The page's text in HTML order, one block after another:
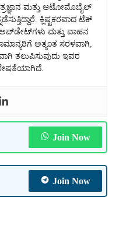
ಮತ್ತು ಆಟೋಮೊಬೈಲ್
ಕ್ಲಿಷ್ಟಕರವಾದ ಟೆಕ್
ಮತ್ತು ವಾಹನ
ಅತ್ಯಂತ ಸರಳವಾಗಿ,
ತಲುಪಿಸುವುದು ಇವರ
Join Now
Join Now